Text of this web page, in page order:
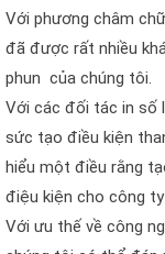
Với phương châm
đã được rất nhiều
phun của chúng tôi.
Với các đối tác in số
sức tạo điều kiện
hiểu một điều rằng
điệu kiện cho công
Với ưu thế về công